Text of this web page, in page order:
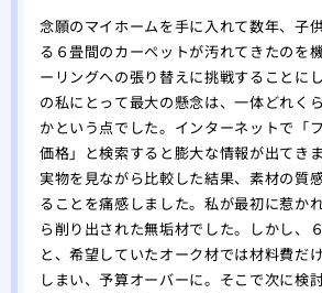
念願のマイホームを手に入れて数年、子
る６畳間のカーペットが汚れてきたのを
ーリングへの張り替えに挑戦することに
の私にとって最大の懸念は、一体どれく
かという点でした。インターネットで「
価格」と検索すると膨大な情報が出てき
実物を見ながら比較した結果、素材の質
ることを痛感しました。私が最初に惹か
ら削り出された無垢材でした。しかし、
と、希望していたオーク材では材料費だ
しまい、予算オーバーに。そこで次に検